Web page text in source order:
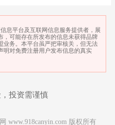
息平台及互联网信息服务提供者，展
，可能存在所发布的信息未获得品牌
业务。本平台虽严把审核关，但无法
明对免费注册用户发布信息的真实
投资需谨慎
www.918canyin.com 版权所有